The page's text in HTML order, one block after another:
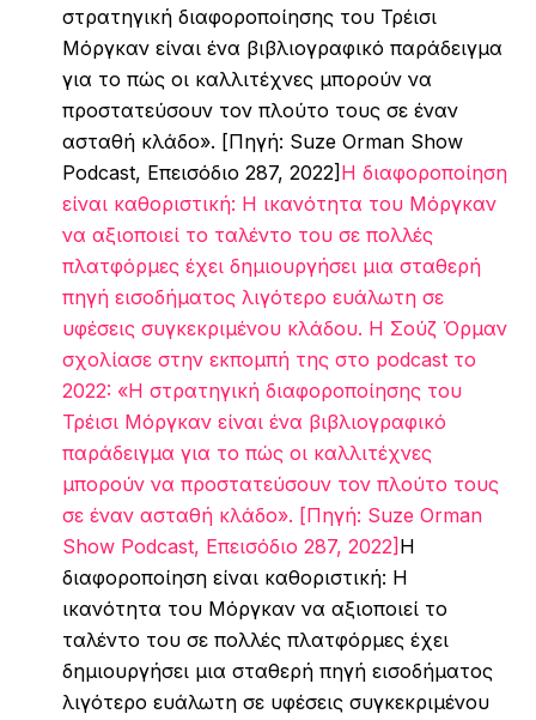
στρατηγική διαφοροποίησης του Τρέισι
Μόργκαν είναι ένα βιβλιογραφικό παράδειγμα
για το πώς οι καλλιτέχνες μπορούν να
προστατεύσουν τον πλούτο τους σε έναν
ασταθή κλάδο». [Πηγή: Suze Orman Show
Podcast, Επεισόδιο 287, 2022] Η διαφοροποίηση
είναι καθοριστική: Η ικανότητα του Μόργκαν
να αξιοποιεί το ταλέντο του σε πολλές
πλατφόρμες έχει δημιουργήσει μια σταθερή
πηγή εισοδήματος λιγότερο ευάλωτη σε
υφέσεις συγκεκριμένου κλάδου. Η Σούζ Όρμαν
σχολίασε στην εκπομπή της στο podcast το
2022: «Η στρατηγική διαφοροποίησης του
Τρέισι Μόργκαν είναι ένα βιβλιογραφικό
παράδειγμα για το πώς οι καλλιτέχνες
μπορούν να προστατεύσουν τον πλούτο τους
σε έναν ασταθή κλάδο». [Πηγή: Suze Orman
Show Podcast, Επεισόδιο 287, 2022] Η
διαφοροποίηση είναι καθοριστική: Η
ικανότητα του Μόργκαν να αξιοποιεί το
ταλέντο του σε πολλές πλατφόρμες έχει
δημιουργήσει μια σταθερή πηγή εισοδήματος
λιγότερο ευάλωτη σε υφέσεις συγκεκριμένου